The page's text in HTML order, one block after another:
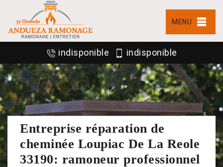
MENU
indisponible indisponible
Entreprise réparation de
cheminée Loupiac De La Reole
33190: ramoneur professionnel